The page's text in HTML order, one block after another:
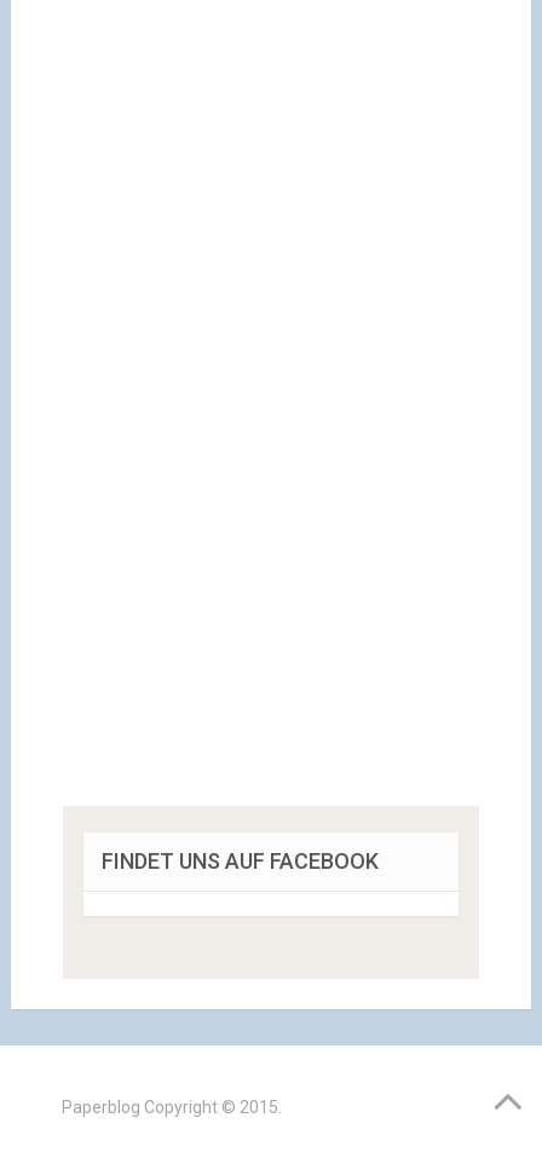
FINDET UNS AUF FACEBOOK
Paperblog Copyright © 2015.